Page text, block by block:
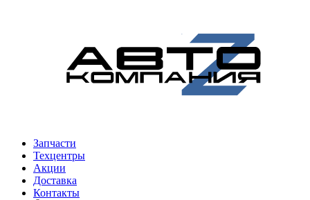
Запчасти
Техцентры
Акции
Доставка
Контакты